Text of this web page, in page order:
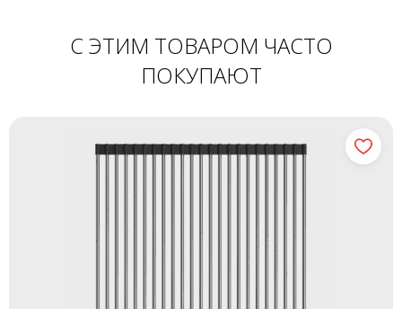
С ЭТИМ ТОВАРОМ ЧАСТО
ПОКУПАЮТ